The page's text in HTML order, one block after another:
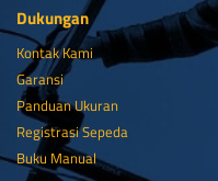
Dukungan
Kontak Kami
Garansi
Panduan Ukuran
Registrasi Sepeda
Buku Manual